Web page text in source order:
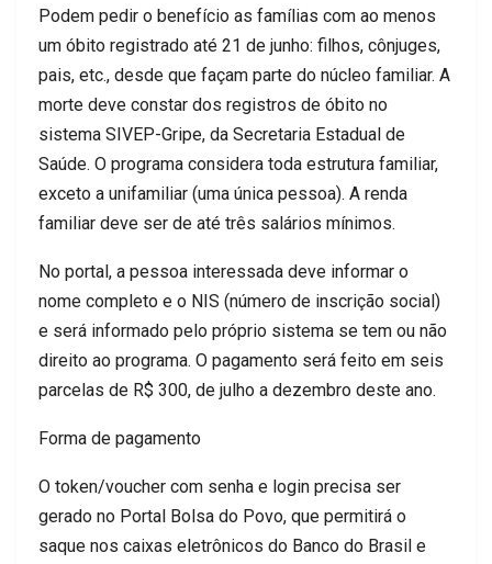
Podem pedir o benefício as famílias com ao menos
um óbito registrado até 21 de junho: filhos, cônjuges,
pais, etc., desde que façam parte do núcleo familiar. A
morte deve constar dos registros de óbito no
sistema SIVEP-Gripe, da Secretaria Estadual de
Saúde. O programa considera toda estrutura familiar,
exceto a unifamiliar (uma única pessoa). A renda
familiar deve ser de até três salários mínimos.
No portal, a pessoa interessada deve informar o
nome completo e o NIS (número de inscrição social)
e será informado pelo próprio sistema se tem ou não
direito ao programa. O pagamento será feito em seis
parcelas de R$ 300, de julho a dezembro deste ano.
Forma de pagamento
O token/voucher com senha e login precisa ser
gerado no Portal Bolsa do Povo, que permitirá o
saque nos caixas eletrônicos do Banco do Brasil e